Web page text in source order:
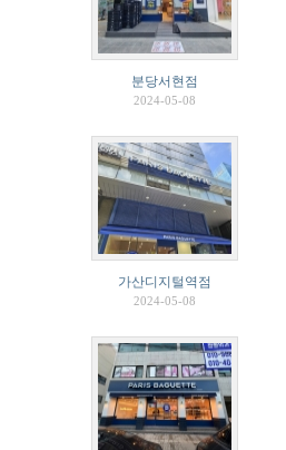
분당서현점
2024-05-08
가산디지털역점
2024-05-08